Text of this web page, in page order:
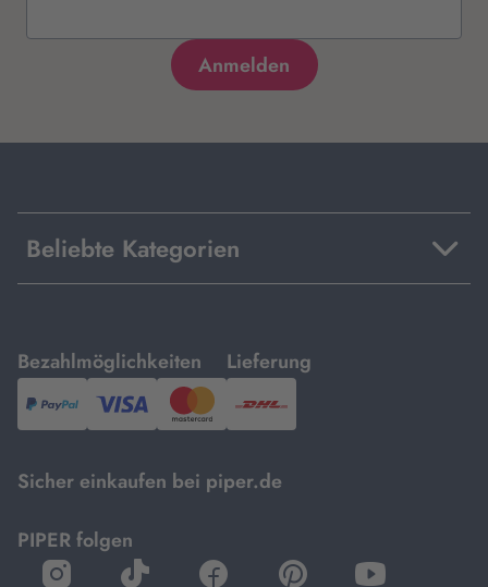
Beliebte Kategorien
Bezahlmöglichkeiten
mit
PayPal,Visa
und
Lieferung
mit
DHL.
Sicher einkaufen bei piper.de
PIPER folgen
öffnet
öffnet
öffnet
öffnet
öffnet